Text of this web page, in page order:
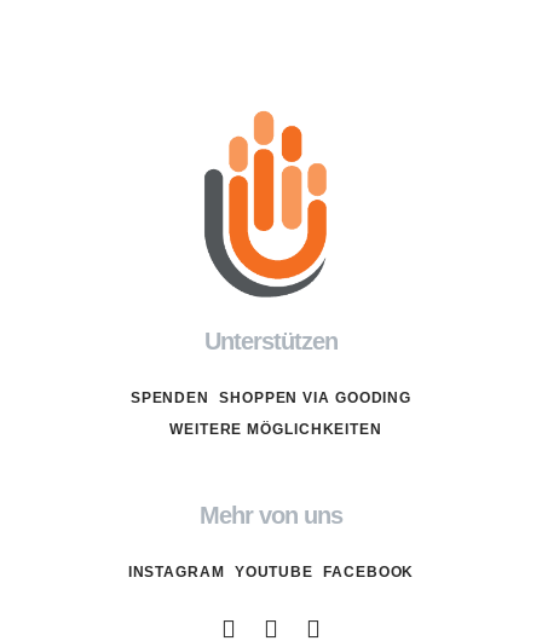
Unterstützen
SPENDEN
SHOPPEN VIA GOODING
WEITERE MÖGLICHKEITEN
Mehr von uns
INSTAGRAM YOUTUBE FACEBOOK